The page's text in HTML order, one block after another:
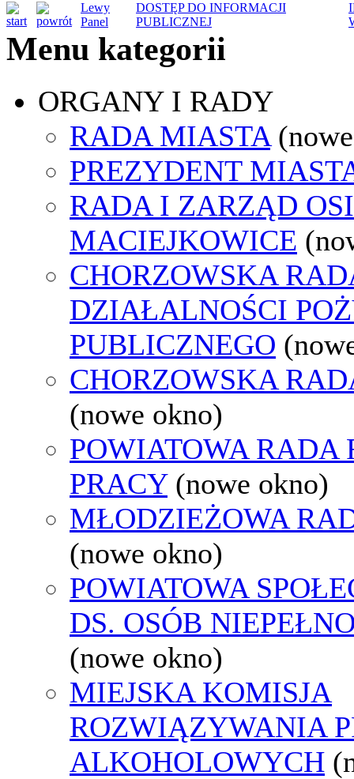
Lewy
Panel
DOSTĘP DO INFORMACJI
PUBLICZNEJ
Menu kategorii
ORGANY I RADY
RADA MIASTA
PREZYDENT
RADA I ZARZĄD
MACIEJKOWICE
CHORZOWSKA
DZIAŁALNOŚCI
PUBLICZNEGO
CHORZOWSKA
(nowe okno)
POWIATOWA RADA
PRACY (nowe okno)
MŁODZIEŻOWA
(nowe okno)
POWIATOWA
DS. OSÓB
(nowe okno)
MIEJSKA KOMISJA
ROZWIĄZYWANIA
ALKOHOLOWYCH